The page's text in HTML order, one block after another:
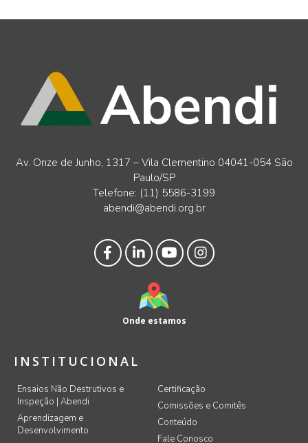
Av. Onze de Junho, 1317 – Vila Clementino 04041-054 São
Paulo/SP
Telefone: (11) 5586-3199
abendi@abendi.org.br
Onde estamos
INSTITUCIONAL
Ensaios Não Destrutivos e
Inspeção | Abendi
Aprendizagem e
Desenvolvimento
Certificação
Comissões e Comitês
Conteúdo
Fale Conosco